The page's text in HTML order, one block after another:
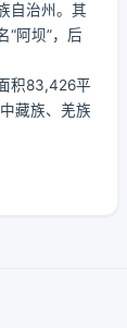
自治州。其
“阿坝”，后
积83,426平
藏族、羌族